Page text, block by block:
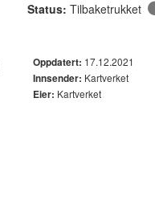
Status: Tilbaketrukket
Oppdatert: 17.12.2021
Innsender: Kartverket
Eier: Kartverket